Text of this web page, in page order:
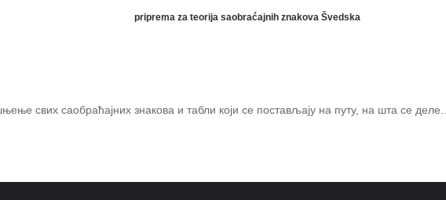
priprema za teorija saobraćajnih znakova Švedska
свих саобраћајних знакова и табли који се постављају на путу, на шта се деле…